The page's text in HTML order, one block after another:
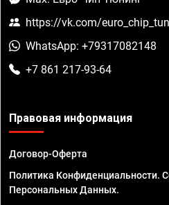
https://vk.com/
WhatsApp: +79317082148
+7 861 217-93-64
Правовая информация
Договор-Оферта
Политика Конфиденциальности.
Персональных Данных.